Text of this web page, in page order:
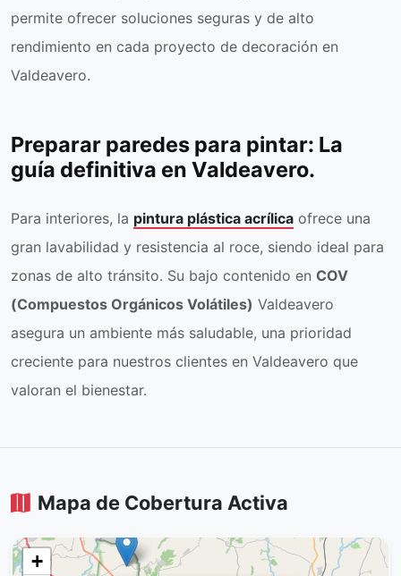
permite ofrecer soluciones seguras y de alto
rendimiento en cada proyecto de decoración en
Valdeavero.
Preparar paredes para pintar: La
guía definitiva en Valdeavero.
Para interiores, la pintura plástica acrílica ofrece una
gran lavabilidad y resistencia al roce, siendo ideal para
zonas de alto tránsito. Su bajo contenido en COV
(Compuestos Orgánicos Volátiles) Valdeavero
asegura un ambiente más saludable, una prioridad
creciente para nuestros clientes en Valdeavero que
valoran el bienestar.
Mapa de Cobertura Activa
+